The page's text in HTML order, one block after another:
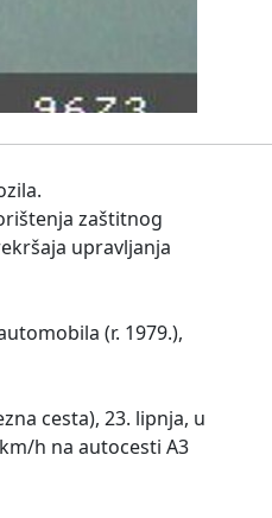
zaštitnog
upravljanja
(r. 1979.),
cesta), 23. lipnja, u
h na autocesti A3